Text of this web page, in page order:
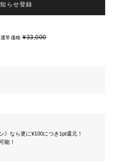
らせ登録
通常価格 ¥33,000
》なら更に¥100につき1pt還元！
能！